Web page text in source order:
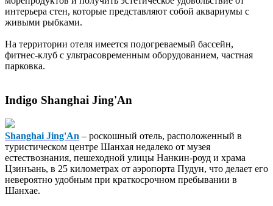
интерьера стен, которые представляют собой аквариумы с
живыми рыбками.
На территории отеля имеется подогреваемый бассейн,
фитнес-клуб с ультрасовременным оборудованием, частная
парковка.
Indigo Shanghai Jing'An
Shanghai Jing'An – роскошный отель, расположенный в
туристическом центре Шанхая недалеко от музея
естествознания, пешеходной улицы Нанкин-роуд и храма
Цзинъань, в 25 километрах от аэропорта Пудун, что делает его
невероятно удобным при краткосрочном пребывании в
Шанхае.